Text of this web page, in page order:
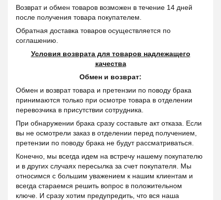
Возврат и обмен товаров возможен в течение 14 дней
после получения товара покупателем.
Обратная доставка товаров осуществляется по
соглашению.
Условия возврата для товаров надлежащего
качества
Обмен и возврат:
Обмен и возврат товара и претензии по поводу брака
принимаются только при осмотре товара в отделении
перевозчика в присутствии сотрудника.
При обнаружении брака сразу составьте акт отказа. Если
вы не осмотрели заказ в отделении перед получением,
претензии по поводу брака не будут рассматриваться.
Конечно, мы всегда идем на встречу нашему покупателю
и в других случаях пересылка за счет покупателя. Мы
относимся с большим уважением к нашим клиентам и
всегда стараемся решить вопрос в положительном
ключе. И сразу хотим предупредить, что вся наша